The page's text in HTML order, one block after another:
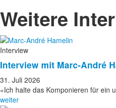
Weitere
Interview
Interview mit Marc-André
31. Juli 2026
«Ich halte das Komponieren für ein
weiter